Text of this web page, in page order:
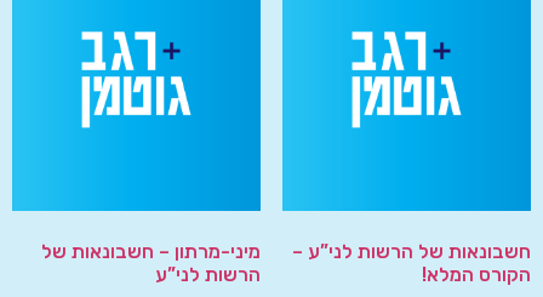
חשבונאות של הרשות לני”ע –
הקורס המלא!
מיני-מרתון – חשבונאות של
הרשות לני”ע